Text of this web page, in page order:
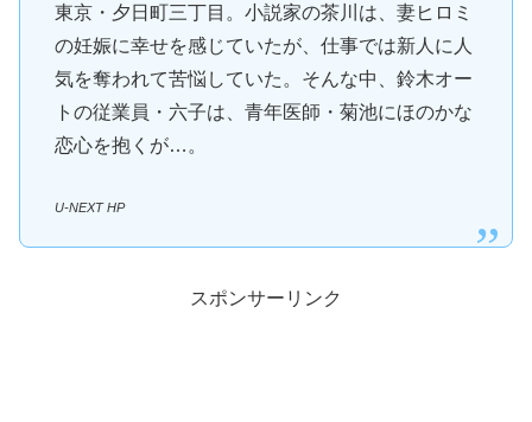
東京・夕日町三丁目。小説家の茶川は、妻ヒロミ
の妊娠に幸せを感じていたが、仕事では新人に人
気を奪われて苦悩していた。そんな中、鈴木オー
トの従業員・六子は、青年医師・菊池にほのかな
恋心を抱くが…。
U-NEXT HP
スポンサーリンク